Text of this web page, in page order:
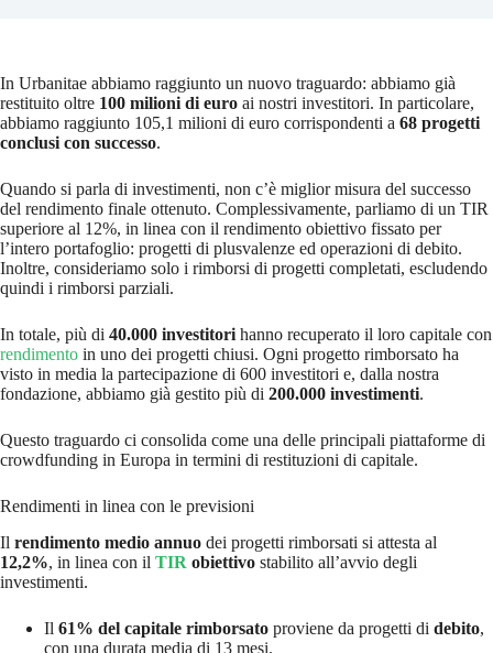
In Urbanitae abbiamo raggiunto un nuovo traguardo: abbiamo già
restituito oltre 100 milioni di euro ai nostri investitori. In particolare,
abbiamo raggiunto 105,1 milioni di euro corrispondenti a 68 progetti
conclusi con successo.
Quando si parla di investimenti, non c’è miglior misura del successo
del rendimento finale ottenuto. Complessivamente, parliamo di un TIR
superiore al 12%, in linea con il rendimento obiettivo fissato per
l’intero portafoglio: progetti di plusvalenze ed operazioni di debito.
Inoltre, consideriamo solo i rimborsi di progetti completati, escludendo
quindi i rimborsi parziali.
In totale, più di 40.000 investitori hanno recuperato il loro capitale con
rendimento in uno dei progetti chiusi. Ogni progetto rimborsato ha
visto in media la partecipazione di 600 investitori e, dalla nostra
fondazione, abbiamo già gestito più di 200.000 investimenti.
Questo traguardo ci consolida come una delle principali piattaforme di
crowdfunding in Europa in termini di restituzioni di capitale.
Rendimenti in linea con le previsioni
Il rendimento medio annuo dei progetti rimborsati si attesta al
12,2%, in linea con il TIR obiettivo stabilito all’avvio degli
investimenti.
Il 61% del capitale rimborsato proviene da progetti di debito,
con una durata media di 13 mesi.